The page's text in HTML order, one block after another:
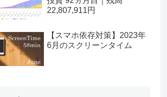
22,807,911円
【スマホ依存対策】2023年
6月のスクリーンタイム